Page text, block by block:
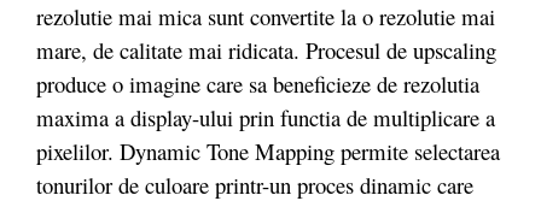
rezolutie mai mica sunt convertite la o rezolutie mai
mare, de calitate mai ridicata. Procesul de upscaling
produce o imagine care sa beneficieze de rezolutia
maxima a display-ului prin functia de multiplicare a
pixelilor. Dynamic Tone Mapping permite selectarea
tonurilor de culoare printr-un proces dinamic care